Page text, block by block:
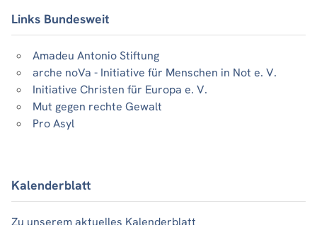
Links Bundesweit
Amadeu Antonio Stiftung
arche noVa - Initiative für Menschen in Not e. V.
Initiative Christen für Europa e. V.
Mut gegen rechte Gewalt
Pro Asyl
Kalenderblatt